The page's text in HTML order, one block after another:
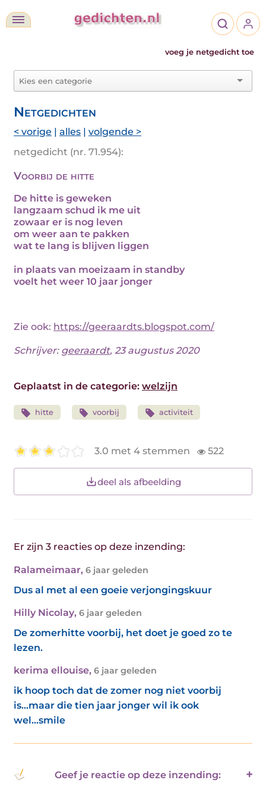
voeg je netgedicht toe
Netgedichten
< vorige | alles | volgende >
netgedicht (nr. 71.954):
Voorbij de hitte
De hitte is geweken
langzaam schud ik me uit
zowaar er is nog leven
om weer aan te pakken
wat te lang is blijven liggen
in plaats van moeizaam in standby
voelt het weer 10 jaar jonger
Zie ook: https://geeraardts.blogspot.com/
Schrijver: geeraardt, 23 augustus 2020
Geplaatst in de categorie: welzijn
hitte voorbij activiteit
3.0 met 4 stemmen 522
deel als afbeelding
Er zijn 3 reacties op deze inzending:
Ralameimaar, 6 jaar geleden
Dus al met al een goeie verjongingskuur
Hilly Nicolay, 6 jaar geleden
De zomerhitte voorbij, het doet je goed zo te
lezen.
kerima ellouise, 6 jaar geleden
ik hoop toch dat de zomer nog niet voorbij
is...maar die tien jaar jonger wil ik ook
wel...smile
Geef je reactie op deze inzending: